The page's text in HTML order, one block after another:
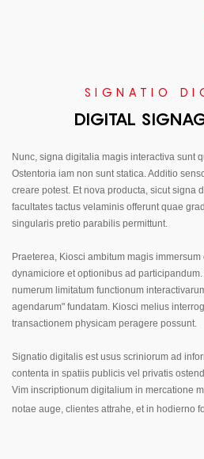
SIGNATIO
DIGITAL
Nunc, signa digitalia magis interactiva sunt
Ostentoria iam non sunt statica. Additio
creare potest. Et nova producta, sicut signa
facultates tactus velaminis offerunt quae
singularis pretio parabilis permittunt.
Praeterea, Kiosci ambitum magis
dynamiciore et optionibus ad
numerum limitatum functionum
agendarum" fundatam. Kiosci melius
transactionem physicam peragere possunt.
Signatio digitalis est usus scriniorum ad
contenta in spatiis publicis vel privatis
Vim inscriptionum digitalium in mercatione
notae auge, clientes attrahe, et in hodierno